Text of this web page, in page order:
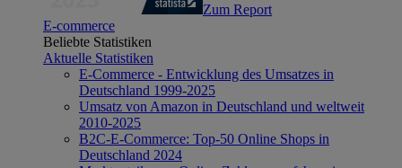
Zum Report
E-commerce
Beliebte Statistiken
Aktuelle Statistiken
E-Commerce - Entwicklung des Umsatzes in
Deutschland 1999-2025
Umsatz von Amazon in Deutschland und weltweit
2010-2025
B2C-E-Commerce: Top-50 Online Shops in
Deutschland 2024